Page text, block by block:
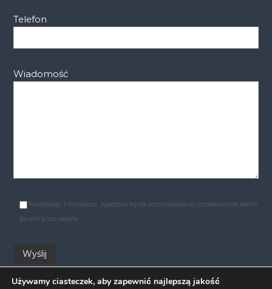
Telefon
Wiadomość
Korzystając z formularza, zgadzasz się na przechowywanie i przetwarzanie twoich
danych przez witrynę.
Używamy ciasteczek, aby zapewnić najlepszą jakość